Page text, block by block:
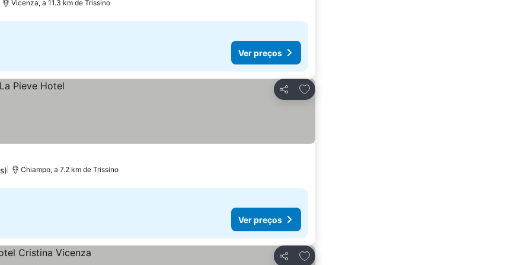
Vicenza, a 11.3 km de Trissino
Ver preços
Partilhar
Adicionar aos favoritos
Chiampo, a 7.2 km de Trissino
Ver preços
Partilhar
Adicionar aos favoritos